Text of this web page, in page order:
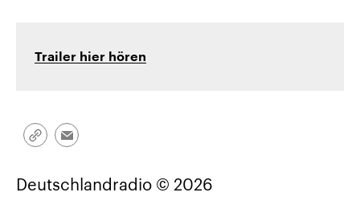
Trailer hier hören
Link
Email
Deutschlandradio © 2026